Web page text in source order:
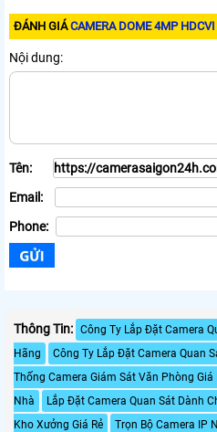
ĐÁNH GIÁCAMERA DOME 4MP
Nội dung:
Tên:
Email:
Phone:
Thông Tin: Công Ty Lắp Đặt Camera
Hãng
Công Ty Lắp Đặt Camera Quan
Thống Camera Giám Sát Văn Phòng Giá
Nhà
Lắp Đặt Camera Quan Sát Dành
Kho Xưởng Giá Rẻ
Trọn Bộ Camera IP